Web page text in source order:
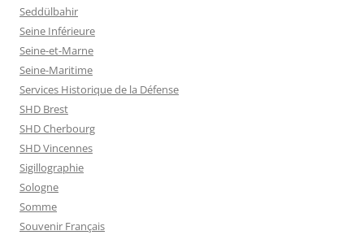
Seddülbahir
Seine Inférieure
Seine-et-Marne
Seine-Maritime
Services Historique de la Défense
SHD Brest
SHD Cherbourg
SHD Vincennes
Sigillographie
Sologne
Somme
Souvenir Français